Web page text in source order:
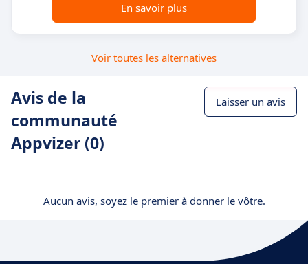
En savoir plus
Voir toutes les alternatives
Avis de la
communauté
Appvizer (0)
Laisser un avis
Aucun avis, soyez le premier à donner le vôtre.